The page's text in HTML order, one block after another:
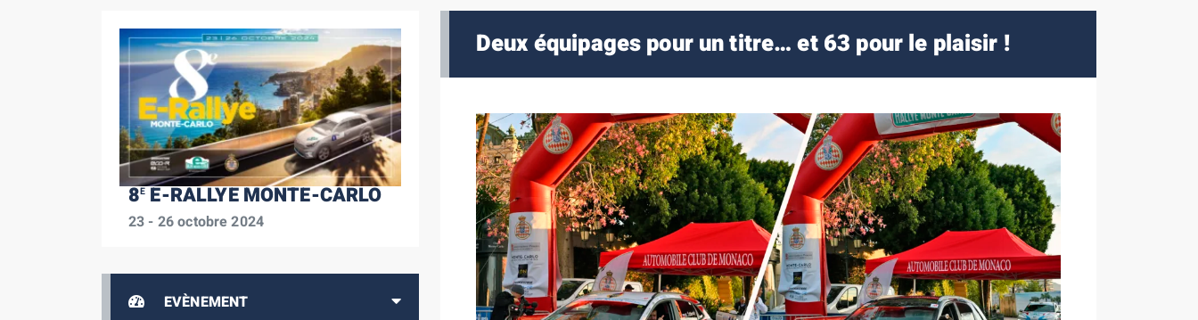
8EE-RALLYE MONTE-CARLO
23 - 26 octobre 2024
EVÈNEMENT
Deux équipages pour un titre… et 63 pour le plaisir !